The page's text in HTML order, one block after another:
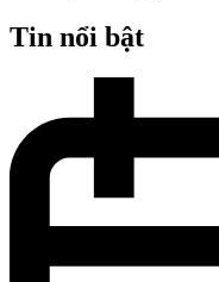
Tin nổi bật